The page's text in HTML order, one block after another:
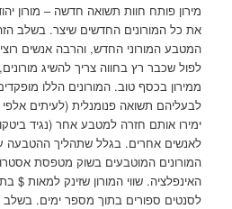
מירון פותח חוות תשואה חדשה – מורון
את כל המורונים החדשים שיצר. בשלב
המטבע המורוני החדש, והרבה אנשים
לפול שכבר רץ בחווה צריך להשיג
ממירון בכסף טוב. המורונים הללו
לבעליהם תשואה פנומנלית (לעיתים אלפי
ימירו אותם חזרה למטבע אחר (נגיד
לאנשים אחרים. בגלל שתהליך ההטבעה
המורונים המוטבעים בשוק מטפסת
האינפלציה. שווי המורון שזינק למאות $
לסנטים ספורים בתוך מספר ימים. בשלב